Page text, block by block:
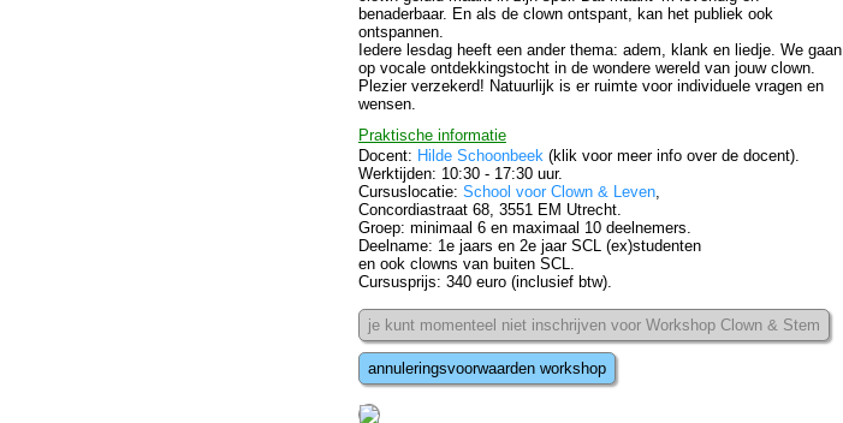
benaderbaar. En als de clown ontspant, kan het publiek ook
ontspannen.
Iedere lesdag heeft een ander thema: adem, klank en liedje. We gaan
op vocale ontdekkingstocht in de wondere wereld van jouw clown.
Plezier verzekerd! Natuurlijk is er ruimte voor individuele vragen en
wensen.
Praktische informatie
Docent: Hilde Schoonbeek(klik voor meer info over de docent).
Werktijden: 10:30 - 17:30 uur.
Cursuslocatie: School voor Clown & Leven,
Concordiastraat 68, 3551 EM Utrecht.
Groep: minimaal 6 en maximaal 10 deelnemers.
Deelname: 1e jaars en 2e jaar SCL (ex)studenten
en ook clowns van buiten SCL.
Cursusprijs: 340 euro (inclusief btw).
je kunt momenteel niet inschrijven voor Workshop Clown & Stem
annuleringsvoorwaarden workshop